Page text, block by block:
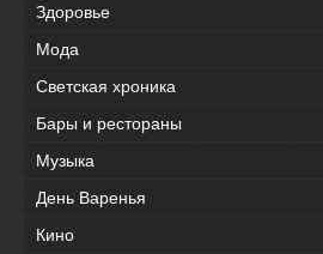
Здоровье
Мода
Светская хроника
Бары и рестораны
Музыка
День Варенья
Кино